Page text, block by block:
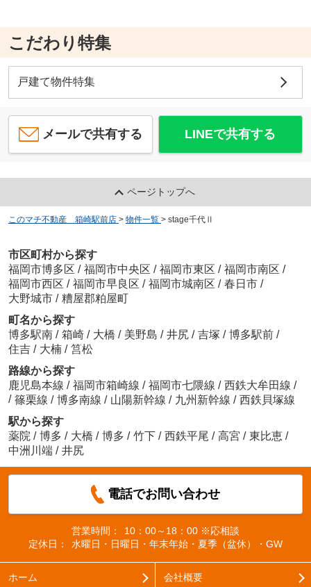
こだわり特集
戸建て物件特集
メールで共有する LINEで共有する
ページトップへ
このマチ不動産 箱崎駅前店 > 物件一覧 > stage千代Ⅱ
市区町村から探す
福岡市博多区 / 福岡市中央区 / 福岡市東区 / 福岡市南区 /
福岡市西区 / 福岡市早良区 / 福岡市城南区 / 春日市 /
大野城市 / 糟屋郡粕屋町
町名から探す
博多駅南 / 箱崎 / 大橋 / 美野島 / 井尻 / 吉塚 / 博多駅前 /
住吉 / 大楠 / 筥松
路線から探す
鹿児島本線 / 福岡市箱崎線 / 福岡市七隈線 / 西鉄大牟田線 /
/ 篠栗線 / 博多南線 / 山陽新幹線 / 九州新幹線 / 西鉄貝塚線
駅から探す
薬院 / 博多 / 大橋 / 博多 / 竹下 / 西鉄平尾 / 高宮 / 東比恵 /
中洲川端 / 井尻
電話でお問い合わせ
営業時間：
10：00～18：00 ※応相談
定休日：
水曜日・日曜日・年末年始・夏季（盆休）・GW
ホーム 会社概要